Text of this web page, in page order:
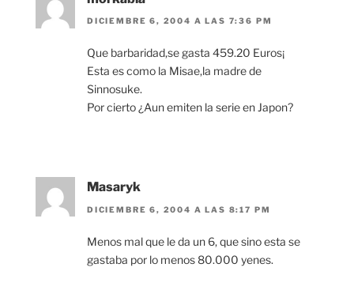
DICIEMBRE 6, 2004 A LAS 7:36 PM
Que barbaridad,se gasta 459.20 Euros¡
Esta es como la Misae,la madre de
Sinnosuke.
Por cierto ¿Aun emiten la serie en Japon?
Masaryk
DICIEMBRE 6, 2004 A LAS 8:17 PM
Menos mal que le da un 6, que sino esta se
gastaba por lo menos 80.000 yenes.